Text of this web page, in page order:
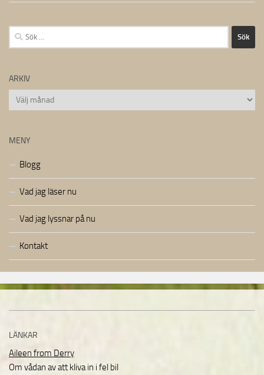
Sök
efter:
ARKIV
Arkiv
MENY
Blogg
Vad jag läser nu
Vad jag lyssnar på nu
Kontakt
LÄNKAR
Aileen from Derry
Om vådan av att kliva in i fel bil